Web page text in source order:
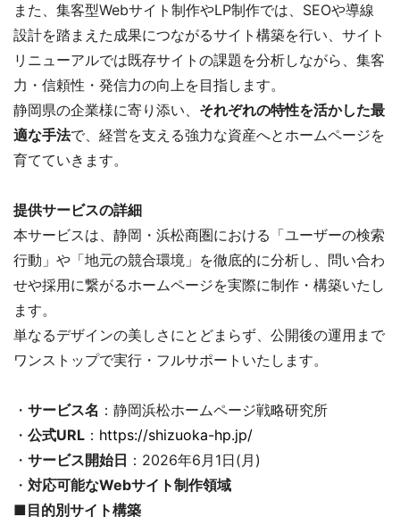
また、集客型Webサイト制作やLP制作では、SEOや導線
設計を踏まえた成果につながるサイト構築を行い、サイト
リニューアルでは既存サイトの課題を分析しながら、集客
力・信頼性・発信力の向上を目指します。
静岡県の企業様に寄り添い、 それぞれの特性を活かした最
適な手法で、経営を支える強力な資産へとホームページを
育てていきます。
提供サービスの詳細
本サービスは、静岡・浜松商圏における「ユーザーの検索
行動」や「地元の競合環境」を徹底的に分析し、問い合わ
せや採用に繋がるホームページを実際に制作・構築いたし
ます。
単なるデザインの美しさにとどまらず、公開後の運用まで
ワンストップで実行・フルサポートいたします。
・ サービス名 ：静岡浜松ホームページ戦略研究所
・ 公式URL ： https://shizuoka-hp.jp/
・ サービス開始日 ：2026年6月1日(月)
・ 対応可能なWebサイト制作領域
■目的別サイト構築